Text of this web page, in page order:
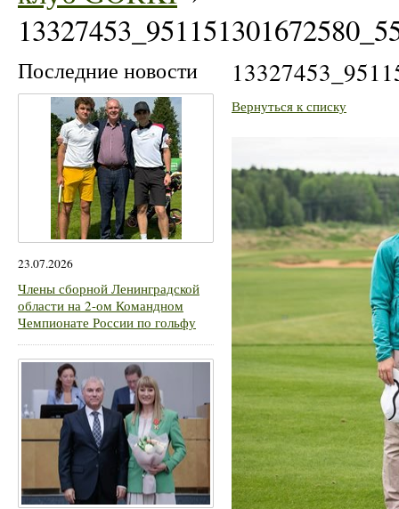
Последние новости
23.07.2026
Члены сборной Ленинградской
области на 2-ом Командном
Чемпионате России по гольфу
Вернуться к списку